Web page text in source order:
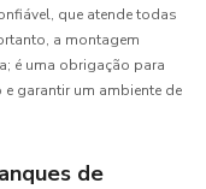
que atende todas
a montagem
é uma obrigação para
garantir um ambiente de
de